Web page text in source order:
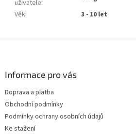
uživatele:
Věk: 3 - 10 let
Informace pro vás
Doprava a platba
Obchodní podmínky
Podmínky ochrany osobních údajů
Ke stažení